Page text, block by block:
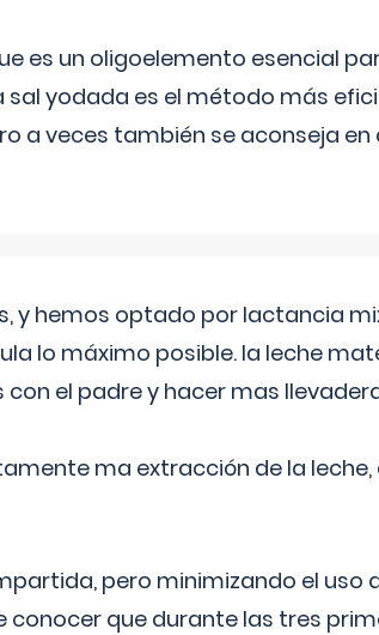
es un oligoelemento esencial
sal yodada es el método más
a veces también se aconseja en
y hemos optado por lactancia
lo máximo posible. la leche
el padre y hacer mas
ma extracción de la leche,
pero minimizando el uso
que durante las tres